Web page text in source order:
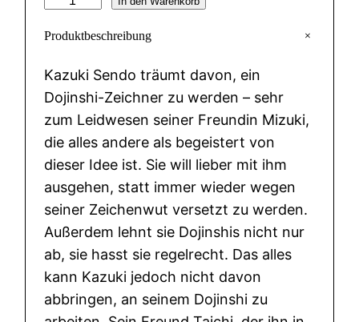
i
c
P
a
r
t
y
V
o
l
.
1
Produktbeschreibung +
Kazuki Sendo träumt davon, ein
Dojinshi-Zeichner zu werden – sehr
zum Leidwesen seiner Freundin Mizuki,
die alles andere als begeistert von
dieser Idee ist. Sie will lieber mit ihm
ausgehen, statt immer wieder wegen
seiner Zeichenwut versetzt zu werden.
Außerdem lehnt sie Dojinshis nicht nur
ab, sie hasst sie regelrecht. Das alles
kann Kazuki jedoch nicht davon
abbringen, an seinem Dojinshi zu